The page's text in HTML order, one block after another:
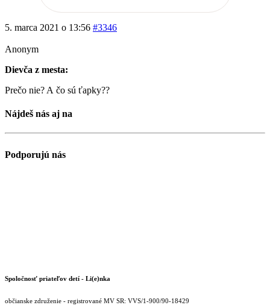
5. marca 2021 o 13:56 #3346
Anonym
Dievča z mesta:
Prečo nie? A čo sú ťapky??
Nájdeš nás aj na
Podporujú nás
Spoločnosť priateľov detí - Li(e)nka
občianske združenie - registrované MV SR: VVS/1-900/90-18429